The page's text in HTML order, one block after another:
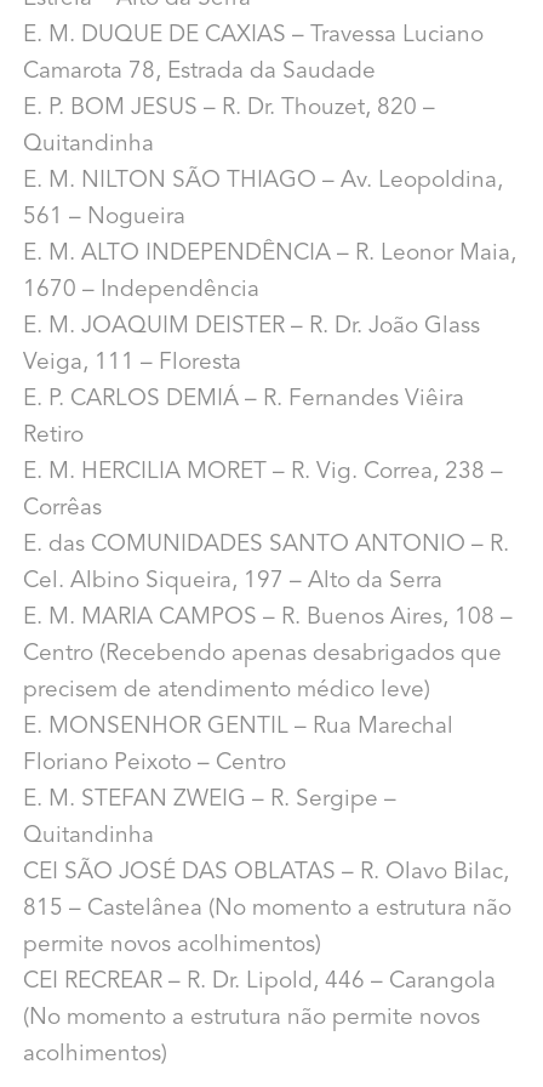
E. M. DUQUE DE CAXIAS – Travessa Luciano
Camarota 78, Estrada da Saudade
E. P. BOM JESUS – R. Dr. Thouzet, 820 –
Quitandinha
E. M. NILTON SÃO THIAGO – Av. Leopoldina,
561 – Nogueira
E. M. ALTO INDEPENDÊNCIA – R. Leonor Maia,
1670 – Independência
E. M. JOAQUIM DEISTER – R. Dr. João Glass
Veiga, 111 – Floresta
E. P. CARLOS DEMIÁ – R. Fernandes Viêira
Retiro
E. M. HERCILIA MORET – R. Vig. Correa, 238 –
Corrêas
E. das COMUNIDADES SANTO ANTONIO – R.
Cel. Albino Siqueira, 197 – Alto da Serra
E. M. MARIA CAMPOS – R. Buenos Aires, 108 –
Centro (Recebendo apenas desabrigados que
precisem de atendimento médico leve)
E. MONSENHOR GENTIL – Rua Marechal
Floriano Peixoto – Centro
E. M. STEFAN ZWEIG – R. Sergipe –
Quitandinha
CEI SÃO JOSÉ DAS OBLATAS – R. Olavo Bilac,
815 – Castelânea (No momento a estrutura não
permite novos acolhimentos)
CEI RECREAR – R. Dr. Lipold, 446 – Carangola
(No momento a estrutura não permite novos
acolhimentos)